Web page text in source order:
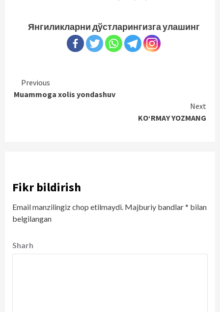
Янгиликларни дўстларингизга улашинг
Continue
Reading
Previous
Muammoga xolis yondashuv
Next
KO‘RMAY YOZMANG
Fikr bildirish
Email manzilingiz chop etilmaydi. Majburiy bandlar* bilan
belgilangan
Sharh